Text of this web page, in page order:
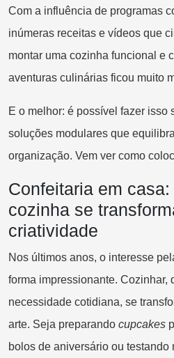
Com a influência de programas
inúmeras receitas e vídeos que
montar uma cozinha funcional e
aventuras culinárias ficou muito
E o melhor: é possível fazer isso
soluções modulares que
organização. Vem ver como
Confeitaria em
cozinha se
criatividade
Nos últimos anos, o interesse
forma impressionante. Cozinhar,
necessidade cotidiana, se
arte. Seja preparando cupcakes
bolos de aniversário ou testando